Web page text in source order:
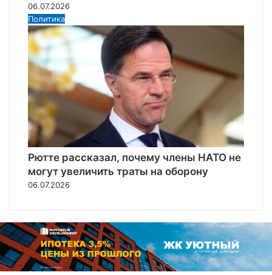
06.07.2026
Политика
Рютте рассказал, почему члены НАТО не
могут увеличить траты на оборону
06.07.2026